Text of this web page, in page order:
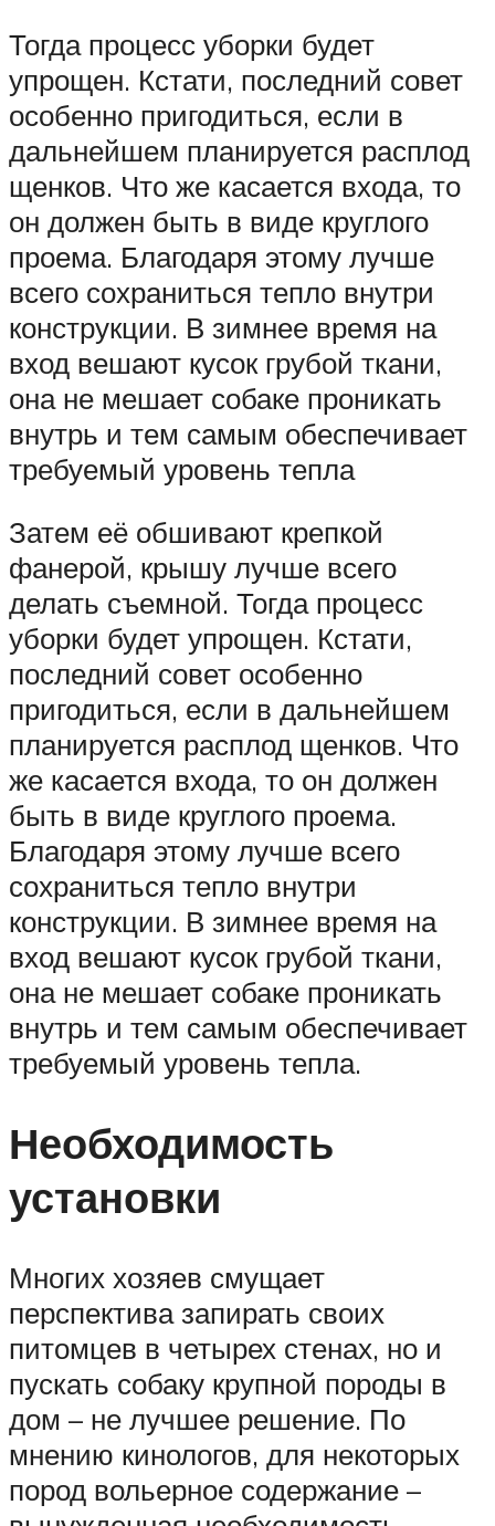
Тогда процесс уборки будет
упрощен. Кстати, последний совет
особенно пригодиться, если в
дальнейшем планируется расплод
щенков. Что же касается входа, то
он должен быть в виде круглого
проема. Благодаря этому лучше
всего сохраниться тепло внутри
конструкции. В зимнее время на
вход вешают кусок грубой ткани,
она не мешает собаке проникать
внутрь и тем самым обеспечивает
требуемый уровень тепла
Затем её обшивают крепкой
фанерой, крышу лучше всего
делать съемной. Тогда процесс
уборки будет упрощен. Кстати,
последний совет особенно
пригодиться, если в дальнейшем
планируется расплод щенков. Что
же касается входа, то он должен
быть в виде круглого проема.
Благодаря этому лучше всего
сохраниться тепло внутри
конструкции. В зимнее время на
вход вешают кусок грубой ткани,
она не мешает собаке проникать
внутрь и тем самым обеспечивает
требуемый уровень тепла.
Необходимость
установки
Многих хозяев смущает
перспектива запирать своих
питомцев в четырех стенах, но и
пускать собаку крупной породы в
дом – не лучшее решение. По
мнению кинологов, для некоторых
пород вольерное содержание –